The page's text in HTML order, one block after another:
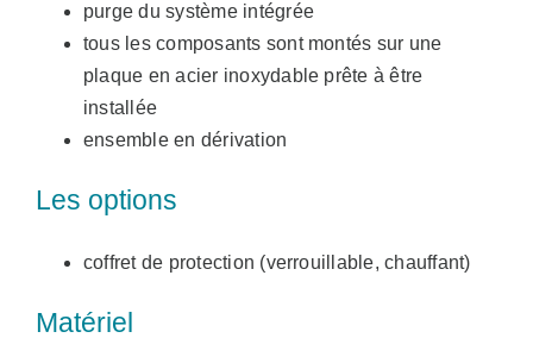
purge du système intégrée
tous les composants sont montés sur une
plaque en acier inoxydable prête à être
installée
ensemble en dérivation
Les options
coffret de protection (verrouillable, chauffant)
Matériel